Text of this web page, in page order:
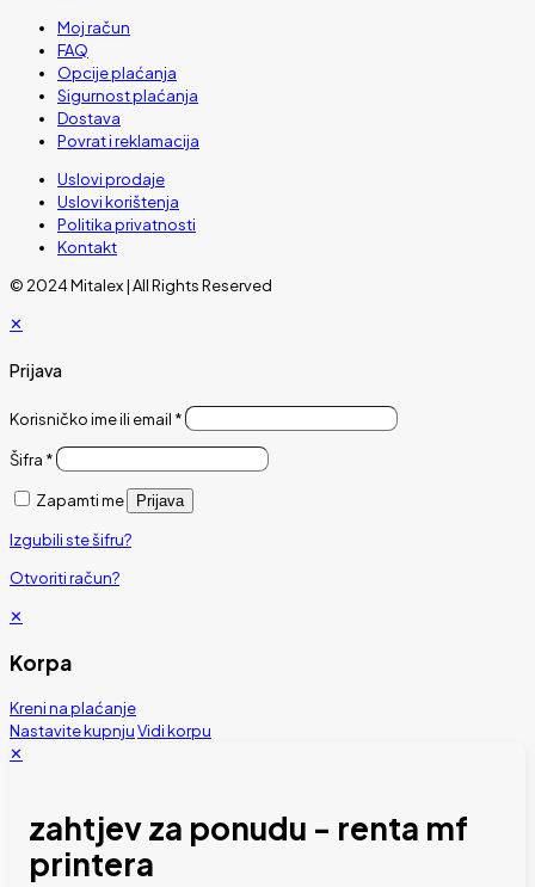
Moj račun
FAQ
Opcije plaćanja
Sigurnost plaćanja
Dostava
Povrat i reklamacija
Uslovi prodaje
Uslovi korištenja
Politika privatnosti
Kontakt
© 2024 Mitalex | All Rights Reserved
✕
Prijava
Korisničko ime ili email *
Šifra *
Zapamti me Prijava
Izgubili ste šifru?
Otvoriti račun?
✕
Korpa
Kreni na plaćanje
Nastavite kupnjuVidi korpu
✕
zahtjev za ponudu - renta mf
printera